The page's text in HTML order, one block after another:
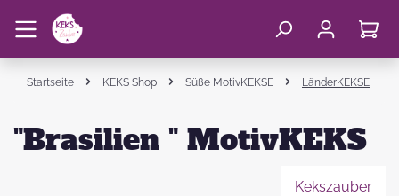
Startseite KEKS Shop Süße MotivKEKSE LänderKEKSE
"Brasilien " MotivKEKS
Kekszauber